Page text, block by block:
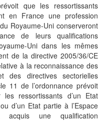
que les ressortissants
en France une profession
Royaume-Uni conserveront
de leurs qualifications
Uni dans les mêmes
de la directive 2005/36/CE
à la reconnaissance des
des directives sectorielles
11 de l’ordonnance prévoit
ressortissants d’un Etat
d’un Etat partie à l’Espace
acquis une qualification